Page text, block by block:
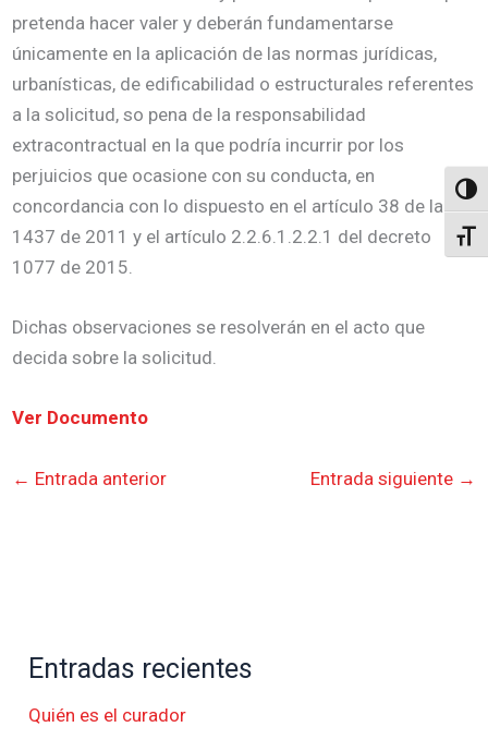
pretenda hacer valer y deberán fundamentarse
únicamente en la aplicación de las normas jurídicas,
urbanísticas, de edificabilidad o estructurales referentes
a la solicitud, so pena de la responsabilidad
extracontractual en la que podría incurrir por los
perjuicios que ocasione con su conducta, en
concordancia con lo dispuesto en el artículo 38 de la ley
1437 de 2011 y el artículo 2.2.6.1.2.2.1 del decreto
1077 de 2015.
Dichas observaciones se resolverán en el acto que
decida sobre la solicitud.
Ver Documento
← Entrada anterior Entrada siguiente →
Entradas recientes
Quién es el curador